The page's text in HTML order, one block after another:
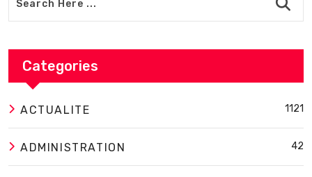
Categories
ACTUALITE 1121
ADMINISTRATION 42